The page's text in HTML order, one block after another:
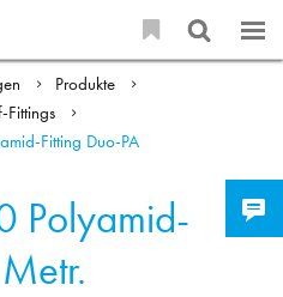
Produkte
Fittings
Fitting Duo-PA
Polyamid-